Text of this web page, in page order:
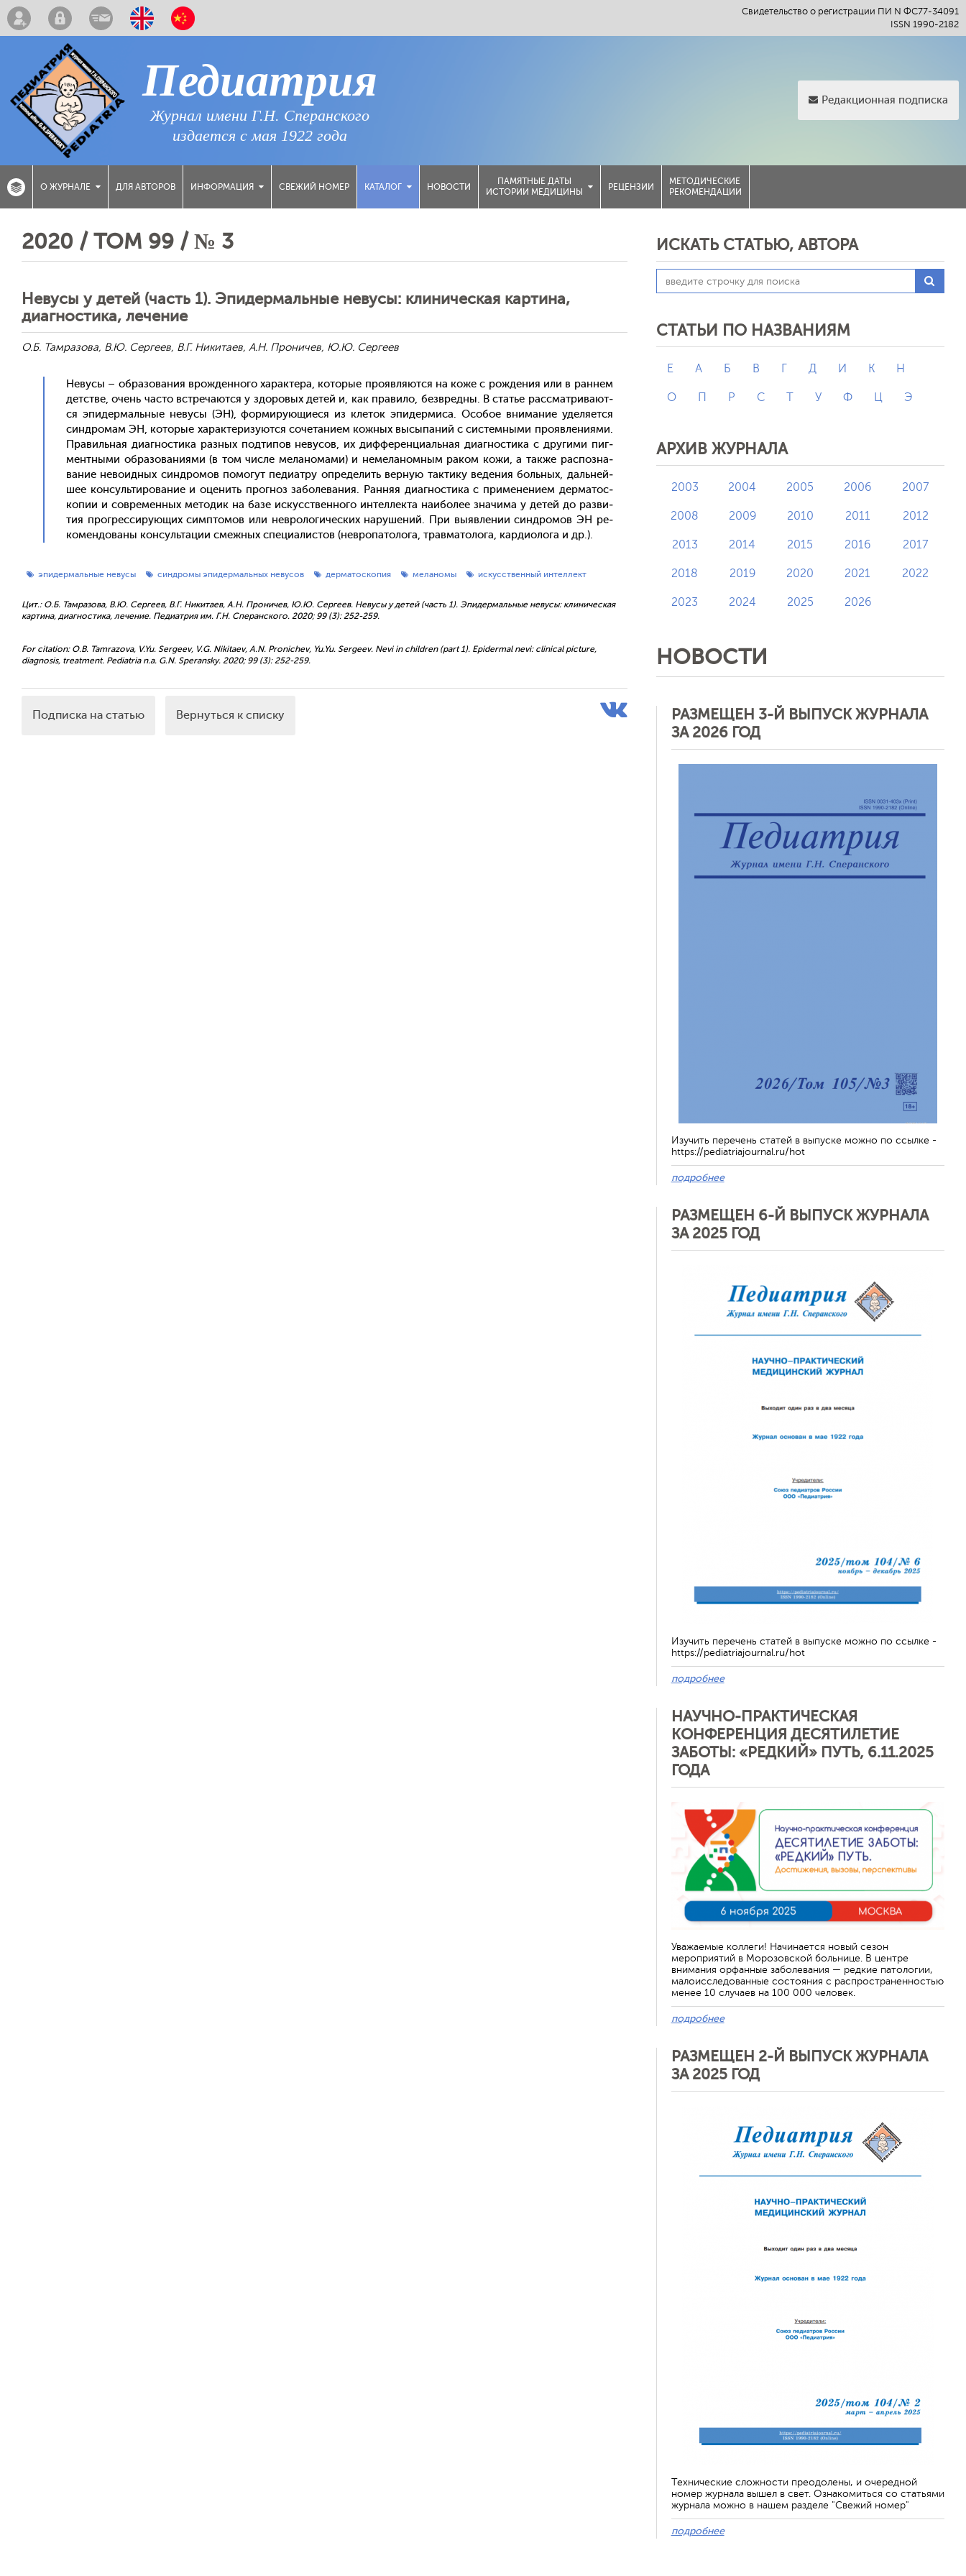
Свидетельство о регистрации ПИ N ФС77-34091
ISSN 1990-2182
Педиатрия
Журнал имени Г.Н. Сперанского
издается с мая 1922 года
Редакционная подписка
О ЖУРНАЛЕ ДЛЯ АВТОРОВ ИНФОРМАЦИЯ СВЕЖИЙ НОМЕР КАТАЛОГ НОВОСТИ
ПАМЯТНЫЕ ДАТЫ
ИСТОРИИ МЕДИЦИНЫ
РЕЦЕНЗИИ
МЕТОДИЧЕСКИЕ
РЕКОМЕНДАЦИИ
2020 / ТОМ 99 / № 3
Невусы у детей (часть 1). Эпидермальные невусы: клиническая картина,
диагностика, лечение
О.Б. Тамразова, В.Ю. Сергеев, В.Г. Никитаев, А.Н. Проничев, Ю.Ю. Сергеев
Не­вусы – об­ра­зова­ния врож­денно­го ха­рак­те­ра, ко­торые про­яв­ля­ют­ся на ко­же с рож­де­ния или в ран­нем
детс­тве, очень час­то встре­ча­ют­ся у здо­ровых де­тей и, как пра­вило, без­вред­ны. В статье рас­смат­ри­ва­ют­
ся эпи­дер­маль­ные не­вусы (ЭН), фор­ми­ру­ющи­еся из кле­ток эпи­дер­ми­са. Осо­бое вни­мание уде­ля­ет­ся
син­дро­мам ЭН, ко­торые ха­рак­те­ризу­ют­ся со­чета­ни­ем кож­ных вы­сыпа­ний с сис­темны­ми про­яв­ле­ни­ями.
Пра­виль­ная ди­аг­ности­ка раз­ных под­ти­пов не­вусов, их диф­фе­рен­ци­аль­ная ди­аг­ности­ка с дру­гими пиг­
мен­тны­ми об­ра­зова­ни­ями (в том чис­ле ме­лано­мами) и не­мела­ном­ным ра­ком ко­жи, а так­же рас­позна­
вание не­во­ид­ных син­дро­мов по­могут пе­ди­ат­ру оп­ре­делить вер­ную так­ти­ку ве­дения боль­ных, даль­ней­
шее кон­суль­ти­рова­ние и оце­нить прог­ноз за­боле­вания. Ран­няя ди­аг­ности­ка с при­мене­ни­ем дер­ма­тос­
ко­пии и сов­ре­мен­ных ме­тодик на ба­зе ис­кусс­твен­но­го ин­теллек­та на­ибо­лее зна­чима у де­тей до раз­ви­
тия прог­ресси­ру­ющих сим­пто­мов или нев­ро­логи­чес­ких на­руше­ний. При вы­яв­ле­нии син­дро­мов ЭН ре­
комен­до­ваны кон­суль­та­ции смеж­ных спе­ци­алис­тов (нев­ро­пато­лога, трав­ма­толо­га, кар­ди­оло­га и др.).
эпидермальные невусы синдромы эпидермальных невусов дерматоскопия меланомы искусственный интеллект
Цит.: О.Б. Тамразова, В.Ю. Сергеев, В.Г. Никитаев, А.Н. Проничев, Ю.Ю. Сергеев. Невусы у детей (часть 1). Эпидермальные невусы: клиническая
картина, диагностика, лечение. Педиатрия им. Г.Н. Сперанского. 2020; 99 (3): 252-259.
For citation: O.B. Tamrazova, V.Yu. Sergeev, V.G. Nikitaev, A.N. Pronichev, Yu.Yu. Sergeev. Nevi in children (part 1). Epidermal nevi: clinical picture,
diagnosis, treatment. Pediatria n.a. G.N. Speransky. 2020; 99 (3): 252-259.
Подписка на статью Вернуться к списку
ИСКАТЬ СТАТЬЮ, АВТОРА
СТАТЬИ ПО НАЗВАНИЯМ
E А Б В Г Д И К Н
О П Р С Т У Ф Ц Э
АРХИВ ЖУРНАЛА
2003 2004 2005 2006 2007
2008 2009 2010 2011 2012
2013 2014 2015 2016 2017
2018 2019 2020 2021 2022
2023 2024 2025 2026
НОВОСТИ
РАЗМЕЩЕН 3-Й ВЫПУСК ЖУРНАЛА
ЗА 2026 ГОД
Изучить перечень статей в выпуске можно по ссылке -
https://pediatriajournal.ru/hot
подробнее
РАЗМЕЩЕН 6-Й ВЫПУСК ЖУРНАЛА
ЗА 2025 ГОД
Изучить перечень статей в выпуске можно по ссылке -
https://pediatriajournal.ru/hot
подробнее
НАУЧНО-ПРАКТИЧЕСКАЯ
КОНФЕРЕНЦИЯ ДЕСЯТИЛЕТИЕ
ЗАБОТЫ: «РЕДКИЙ» ПУТЬ, 6.11.2025
ГОДА
Уважаемые коллеги! Начинается новый сезон
мероприятий в Морозовской больнице. В центре
внимания орфанные заболевания — редкие патологии,
малоисследованные состояния с распространенностью
менее 10 случаев на 100 000 человек.
подробнее
РАЗМЕЩЕН 2-Й ВЫПУСК ЖУРНАЛА
ЗА 2025 ГОД
Технические сложности преодолены, и очередной
номер журнала вышел в свет. Ознакомиться со статьями
журнала можно в нашем разделе "Свежий номер"
подробнее
Отменить